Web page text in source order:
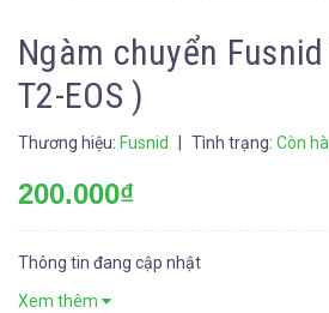
Ngàm chuyển
T2-EOS )
Thương hiệu: Fusnid Tình trạng: Còn
200.000₫
Thông tin đang cập nhật
Xem thêm